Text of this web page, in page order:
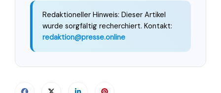
Redaktioneller Hinweis: Dieser Artikel
wurde sorgfältig recherchiert. Kontakt:
redaktion@presse.online